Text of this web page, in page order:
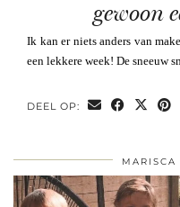
gewoon
Ik kan er niets anders van
een lekkere week! De sneeuw
DEEL OP:
MARISCA